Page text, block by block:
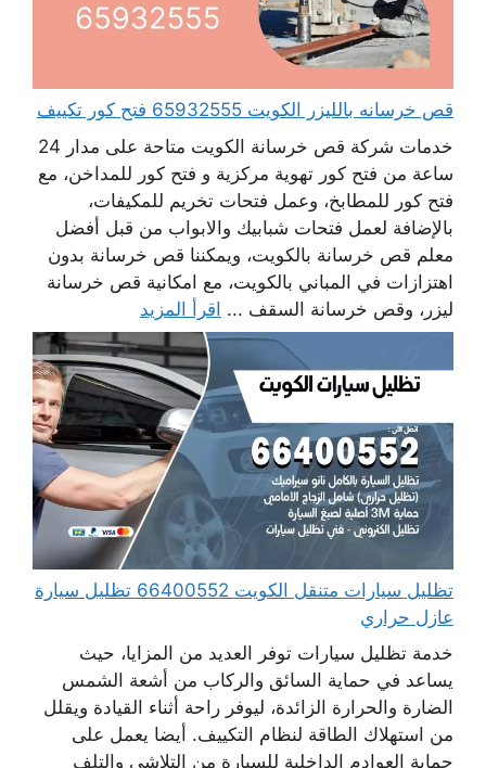
قص خرسانه بالليزر الكويت 65932555 فتح كور تكييف
خدمات شركة قص خرسانة الكويت متاحة على مدار 24
ساعة من فتح كور تهوية مركزية و فتح كور للمداخن، مع
فتح كور للمطابخ، وعمل فتحات تخريم للمكيفات،
بالإضافة لعمل فتحات شبابيك والابواب من قبل أفضل
معلم قص خرسانة بالكويت، ويمكننا قص خرسانة بدون
اهتزازات في المباني بالكويت، مع امكانية قص خرسانة
ليزر، وقص خرسانة السقف ... اقرأ المزيد
تظليل سيارات متنقل الكويت 66400552 تظليل سيارة
عازل حراري
خدمة تظليل سيارات توفر العديد من المزايا، حيث
يساعد في حماية السائق والركاب من أشعة الشمس
الضارة والحرارة الزائدة، ليوفر راحة أثناء القيادة ويقلل
من استهلاك الطاقة لنظام التكييف. أيضا يعمل على
حماية العوادم الداخلية للسيارة من التلاشي والتلف